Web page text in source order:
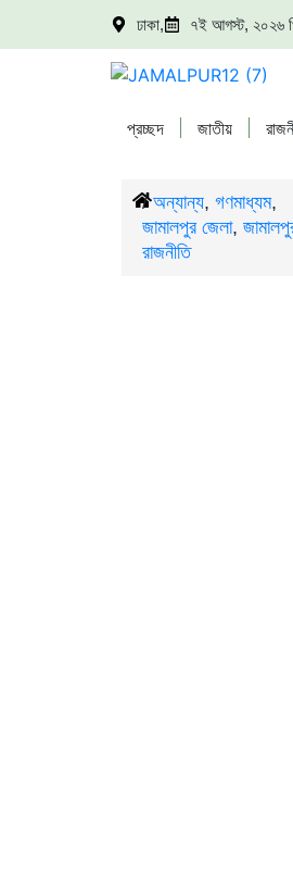
ঢাকা, ৭ই আগস্ট, ২০২৬
প্রচ্ছদ জাতীয়
/অন্যান্য,গণমাধ্যম,
জামালপুর জেলা,
রাজনীতি